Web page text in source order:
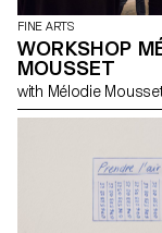
FINE ARTS
WORKSHOP
MOUSSET
with Mélodie